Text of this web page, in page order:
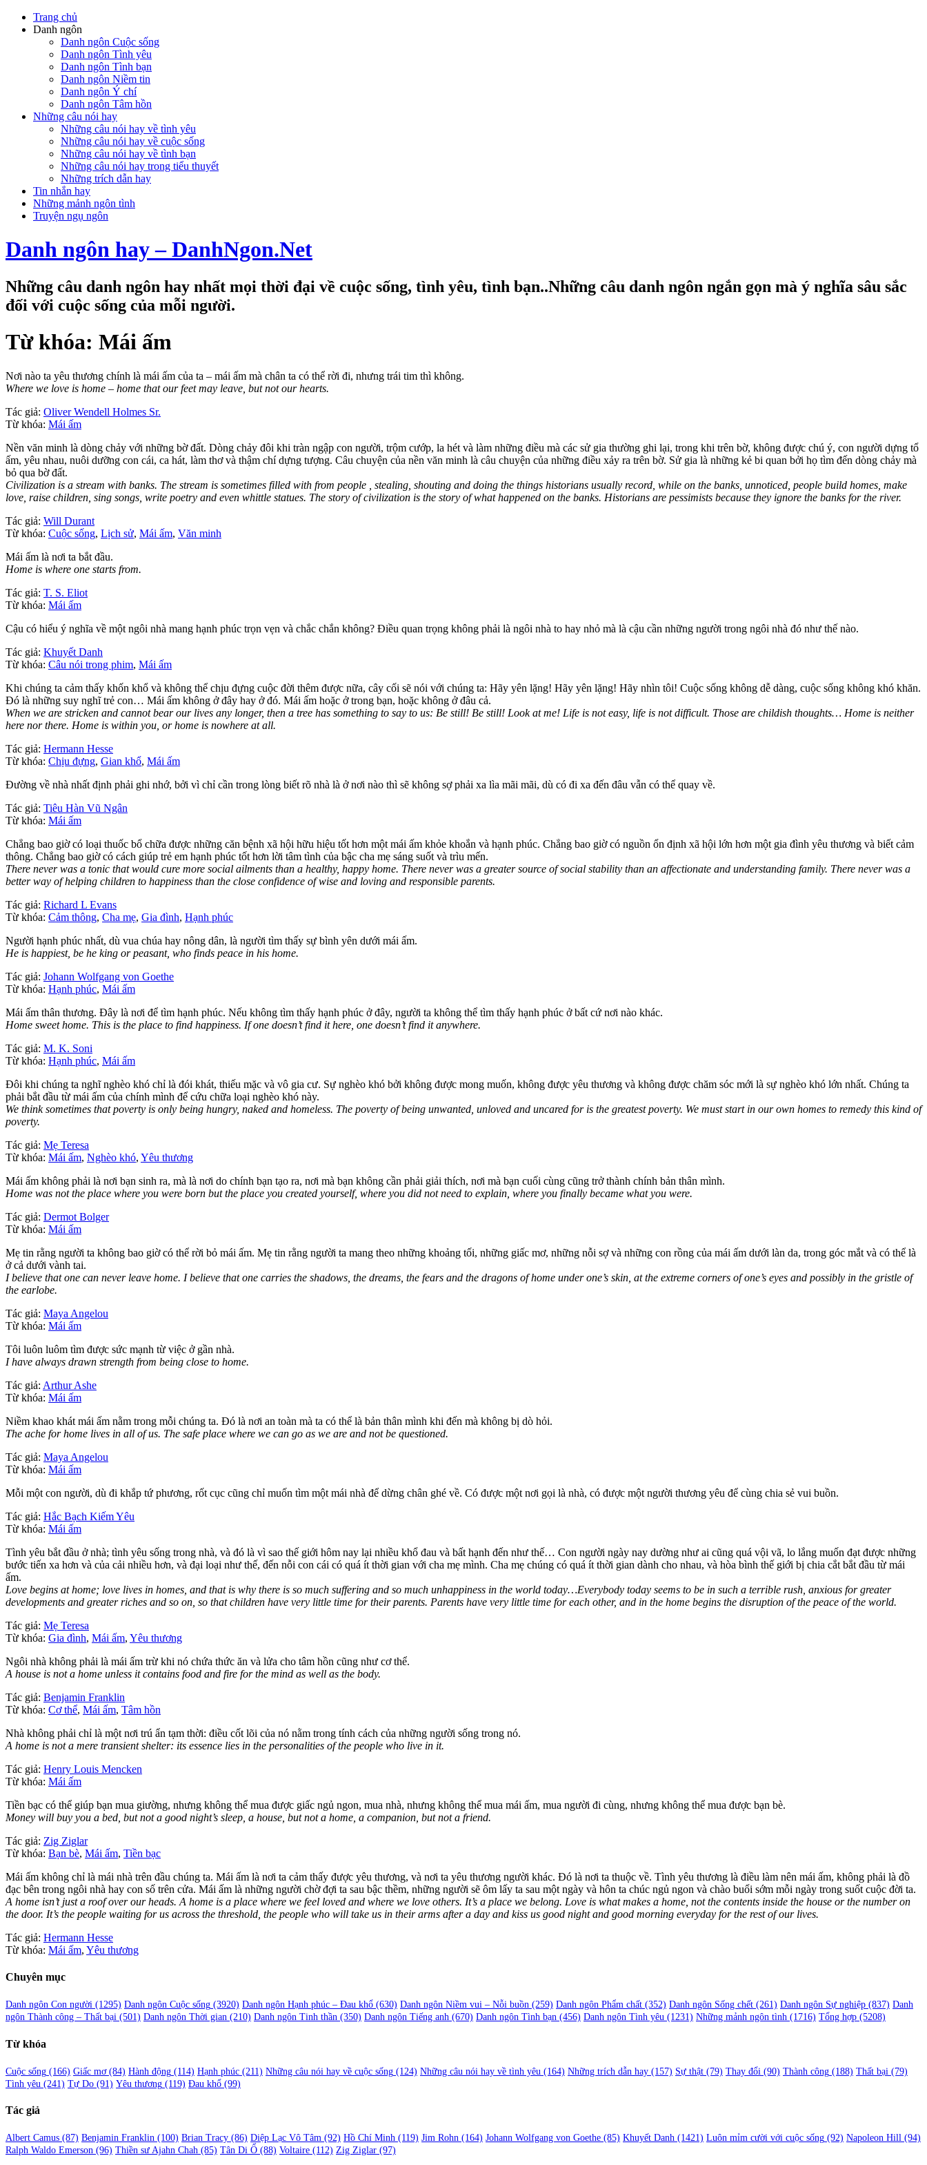
Trang chủ
Danh ngôn
Danh ngôn Cuộc sống
Danh ngôn Tình yêu
Danh ngôn Tình bạn
Danh ngôn Niềm tin
Danh ngôn Ý chí
Danh ngôn Tâm hồn
Những câu nói hay
Những câu nói hay về tình yêu
Những câu nói hay về cuộc sống
Những câu nói hay về tình bạn
Những câu nói hay trong tiểu thuyết
Những trích dẫn hay
Tin nhắn hay
Những mảnh ngôn tình
Truyện ngụ ngôn
Danh ngôn hay – DanhNgon.Net
Những câu danh ngôn hay nhất mọi thời đại về cuộc sống, tình yêu, tình bạn..Những câu danh ngôn ngắn gọn mà ý nghĩa sâu sắc
đối với cuộc sống của mỗi người.
Từ khóa: Mái ấm
Nơi nào ta yêu thương chính là mái ấm của ta – mái ấm mà chân ta có thể rời đi, nhưng trái tim thì không.
Where we love is home – home that our feet may leave, but not our hearts.
Tác giả: Oliver Wendell Holmes Sr.
Từ khóa: Mái ấm
Nền văn minh là dòng chảy với những bờ đất. Dòng chảy đôi khi tràn ngập con người, trộm cướp, la hét và làm những điều mà các sử gia thường ghi lại, trong khi trên bờ, không được chú ý, con người dựng tổ
ấm, yêu nhau, nuôi dưỡng con cái, ca hát, làm thơ và thậm chí dựng tượng. Câu chuyện của nền văn minh là câu chuyện của những điều xảy ra trên bờ. Sử gia là những kẻ bi quan bởi họ tìm đến dòng chảy mà
bỏ qua bờ đất.
Civilization is a stream with banks. The stream is sometimes filled with from people , stealing, shouting and doing the things historians usually record, while on the banks, unnoticed, people build homes, make
love, raise children, sing songs, write poetry and even whittle statues. The story of civilization is the story of what happened on the banks. Historians are pessimists because they ignore the banks for the river.
Tác giả: Will Durant
Từ khóa: Cuộc sống, Lịch sử, Mái ấm, Văn minh
Mái ấm là nơi ta bắt đầu.
Home is where one starts from.
Tác giả: T. S. Eliot
Từ khóa: Mái ấm
Cậu có hiểu ý nghĩa về một ngôi nhà mang hạnh phúc trọn vẹn và chắc chắn không? Điều quan trọng không phải là ngôi nhà to hay nhỏ mà là cậu cần những người trong ngôi nhà đó như thế nào.
Tác giả: Khuyết Danh
Từ khóa: Câu nói trong phim, Mái ấm
Khi chúng ta cảm thấy khốn khổ và không thể chịu đựng cuộc đời thêm được nữa, cây cối sẽ nói với chúng ta: Hãy yên lặng! Hãy yên lặng! Hãy nhìn tôi! Cuộc sống không dễ dàng, cuộc sống không khó khăn.
Đó là những suy nghĩ trẻ con… Mái ấm không ở đây hay ở đó. Mái ấm hoặc ở trong bạn, hoặc không ở đâu cả.
When we are stricken and cannot bear our lives any longer, then a tree has something to say to us: Be still! Be still! Look at me! Life is not easy, life is not difficult. Those are childish thoughts… Home is neither
here nor there. Home is within you, or home is nowhere at all.
Tác giả: Hermann Hesse
Từ khóa: Chịu đựng, Gian khổ, Mái ấm
Đường về nhà nhất định phải ghi nhớ, bởi vì chỉ cần trong lòng biết rõ nhà là ở nơi nào thì sẽ không sợ phải xa lìa mãi mãi, dù có đi xa đến đâu vẫn có thể quay về.
Tác giả: Tiêu Hàn Vũ Ngân
Từ khóa: Mái ấm
Chẳng bao giờ có loại thuốc bổ chữa được những căn bệnh xã hội hữu hiệu tốt hơn một mái ấm khỏe khoắn và hạnh phúc. Chẳng bao giờ có nguồn ổn định xã hội lớn hơn một gia đình yêu thương và biết cảm
thông. Chẳng bao giờ có cách giúp trẻ em hạnh phúc tốt hơn lời tâm tình của bậc cha mẹ sáng suốt và trìu mến.
There never was a tonic that would cure more social ailments than a healthy, happy home. There never was a greater source of social stability than an affectionate and understanding family. There never was a
better way of helping children to happiness than the close confidence of wise and loving and responsible parents.
Tác giả: Richard L Evans
Từ khóa: Cảm thông, Cha mẹ, Gia đình, Hạnh phúc
Người hạnh phúc nhất, dù vua chúa hay nông dân, là người tìm thấy sự bình yên dưới mái ấm.
He is happiest, be he king or peasant, who finds peace in his home.
Tác giả: Johann Wolfgang von Goethe
Từ khóa: Hạnh phúc, Mái ấm
Mái ấm thân thương. Đây là nơi để tìm hạnh phúc. Nếu không tìm thấy hạnh phúc ở đây, người ta không thể tìm thấy hạnh phúc ở bất cứ nơi nào khác.
Home sweet home. This is the place to find happiness. If one doesn’t find it here, one doesn’t find it anywhere.
Tác giả: M. K. Soni
Từ khóa: Hạnh phúc, Mái ấm
Đôi khi chúng ta nghĩ nghèo khó chỉ là đói khát, thiếu mặc và vô gia cư. Sự nghèo khó bởi không được mong muốn, không được yêu thương và không được chăm sóc mới là sự nghèo khó lớn nhất. Chúng ta
phải bắt đầu từ mái ấm của chính mình để cứu chữa loại nghèo khó này.
We think sometimes that poverty is only being hungry, naked and homeless. The poverty of being unwanted, unloved and uncared for is the greatest poverty. We must start in our own homes to remedy this kind of
poverty.
Tác giả: Mẹ Teresa
Từ khóa: Mái ấm, Nghèo khó, Yêu thương
Mái ấm không phải là nơi bạn sinh ra, mà là nơi do chính bạn tạo ra, nơi mà bạn không cần phải giải thích, nơi mà bạn cuối cùng cũng trở thành chính bản thân mình.
Home was not the place where you were born but the place you created yourself, where you did not need to explain, where you finally became what you were.
Tác giả: Dermot Bolger
Từ khóa: Mái ấm
Mẹ tin rằng người ta không bao giờ có thể rời bỏ mái ấm. Mẹ tin rằng người ta mang theo những khoảng tối, những giấc mơ, những nỗi sợ và những con rồng của mái ấm dưới làn da, trong góc mắt và có thể là
ở cả dưới vành tai.
I believe that one can never leave home. I believe that one carries the shadows, the dreams, the fears and the dragons of home under one’s skin, at the extreme corners of one’s eyes and possibly in the gristle of
the earlobe.
Tác giả: Maya Angelou
Từ khóa: Mái ấm
Tôi luôn luôm tìm được sức mạnh từ việc ở gần nhà.
I have always drawn strength from being close to home.
Tác giả: Arthur Ashe
Từ khóa: Mái ấm
Niềm khao khát mái ấm nằm trong mỗi chúng ta. Đó là nơi an toàn mà ta có thể là bản thân mình khi đến mà không bị dò hỏi.
The ache for home lives in all of us. The safe place where we can go as we are and not be questioned.
Tác giả: Maya Angelou
Từ khóa: Mái ấm
Mỗi một con người, dù đi khắp tứ phương, rốt cục cũng chỉ muốn tìm một mái nhà để dừng chân ghé về. Có được một nơi gọi là nhà, có được một người thương yêu để cùng chia sẻ vui buồn.
Tác giả: Hắc Bạch Kiếm Yêu
Từ khóa: Mái ấm
Tình yêu bắt đầu ở nhà; tình yêu sống trong nhà, và đó là vì sao thế giới hôm nay lại nhiều khổ đau và bất hạnh đến như thế… Con người ngày nay dường như ai cũng quá vội vã, lo lắng muốn đạt được những
bước tiến xa hơn và của cải nhiều hơn, và đại loại như thế, đến nỗi con cái có quá ít thời gian với cha mẹ mình. Cha mẹ chúng có quá ít thời gian dành cho nhau, và hòa bình thế giới bị chia cắt bắt đầu từ mái
ấm.
Love begins at home; love lives in homes, and that is why there is so much suffering and so much unhappiness in the world today…Everybody today seems to be in such a terrible rush, anxious for greater
developments and greater riches and so on, so that children have very little time for their parents. Parents have very little time for each other, and in the home begins the disruption of the peace of the world.
Tác giả: Mẹ Teresa
Từ khóa: Gia đình, Mái ấm, Yêu thương
Ngôi nhà không phải là mái ấm trừ khi nó chứa thức ăn và lửa cho tâm hồn cũng như cơ thể.
A house is not a home unless it contains food and fire for the mind as well as the body.
Tác giả: Benjamin Franklin
Từ khóa: Cơ thể, Mái ấm, Tâm hồn
Nhà không phải chỉ là một nơi trú ẩn tạm thời: điều cốt lõi của nó nằm trong tính cách của những người sống trong nó.
A home is not a mere transient shelter: its essence lies in the personalities of the people who live in it.
Tác giả: Henry Louis Mencken
Từ khóa: Mái ấm
Tiền bạc có thể giúp bạn mua giường, nhưng không thể mua được giấc ngủ ngon, mua nhà, nhưng không thể mua mái ấm, mua người đi cùng, nhưng không thể mua được bạn bè.
Money will buy you a bed, but not a good night’s sleep, a house, but not a home, a companion, but not a friend.
Tác giả: Zig Ziglar
Từ khóa: Bạn bè, Mái ấm, Tiền bạc
Mái ấm không chỉ là mái nhà trên đầu chúng ta. Mái ấm là nơi ta cảm thấy được yêu thương, và nơi ta yêu thương người khác. Đó là nơi ta thuộc về. Tình yêu thương là điều làm nên mái ấm, không phải là đồ
đạc bên trong ngôi nhà hay con số trên cửa. Mái ấm là những người chờ đợi ta sau bậc thềm, những người sẽ ôm lấy ta sau một ngày và hôn ta chúc ngủ ngon và chào buổi sớm mỗi ngày trong suốt cuộc đời ta.
A home isn’t just a roof over our heads. A home is a place where we feel loved and where we love others. It’s a place we belong. Love is what makes a home, not the contents inside the house or the number on
the door. It’s the people waiting for us across the threshold, the people who will take us in their arms after a day and kiss us good night and good morning everyday for the rest of our lives.
Tác giả: Hermann Hesse
Từ khóa: Mái ấm, Yêu thương
Chuyên mục
Danh ngôn Con người (1295) Danh ngôn Cuộc sống (3920) Danh ngôn Hạnh phúc – Đau khổ (630) Danh ngôn Niềm vui – Nỗi buồn (259) Danh ngôn Phẩm chất (352) Danh ngôn Sống chết (261) Danh ngôn Sự nghiệp (837) Danh
ngôn Thành công – Thất bại (501) Danh ngôn Thời gian (210) Danh ngôn Tinh thần (350) Danh ngôn Tiếng anh (670) Danh ngôn Tình bạn (456) Danh ngôn Tình yêu (1231) Những mảnh ngôn tình (1716) Tổng hợp (5208)
Từ khóa
Cuộc sống (166) Giấc mơ(84) Hành động (114) Hạnh phúc (211) Những câu nói hay về cuộc sống (124) Những câu nói hay về tình yêu (164) Những trích dẫn hay (157) Sự thật (79) Thay đổi (90) Thành công (188) Thất bại (79)
Tình yêu (241) Tự Do (91) Yêu thương (119) Đau khổ (99)
Tác giả
Albert Camus (87) Benjamin Franklin (100) Brian Tracy (86) Diệp Lạc Vô Tâm (92) Hồ Chí Minh (119) Jim Rohn (164) Johann Wolfgang von Goethe (85) Khuyết Danh (1421) Luôn mỉm cười với cuộc sống (92) Napoleon Hill (94)
Ralph Waldo Emerson (96) Thiền sư Ajahn Chah (85) Tân Di Ổ (88) Voltaire (112) Zig Ziglar (97)